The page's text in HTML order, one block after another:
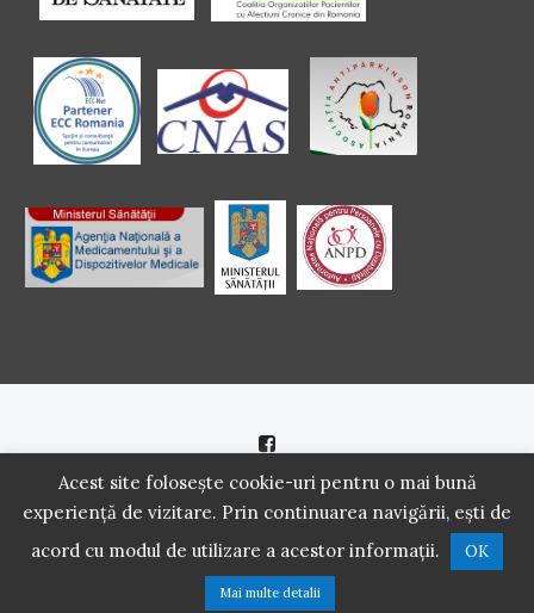
Politică de cookie |Politică de confidenţialitate
2016 - 2021 Copyright. Scoala Pacientilor - QUINN Media SRL.
Acest site folosește cookie-uri pentru o mai bună
experiență de vizitare. Prin continuarea navigării, ești de
acord cu modul de utilizare a acestor informații.
OK
Mai multe detalii